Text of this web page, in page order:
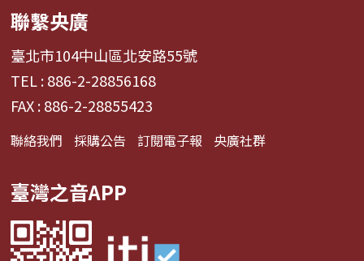
聯繫央廣
臺北市104中山區北安路55號
TEL : 886-2-28856168
FAX : 886-2-28855423
聯絡我們 採購公告 訂閱電子報 央廣社群
臺灣之音APP